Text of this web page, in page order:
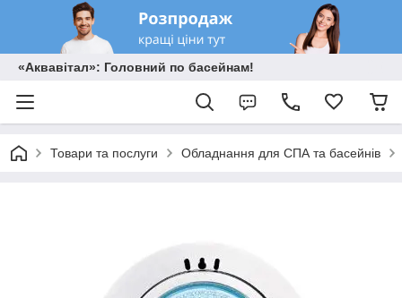
«Аквавітал»: Головний по басейнам!
Товари та послуги Обладнання для СПА та басейнів